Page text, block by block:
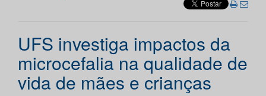
UFS investiga impactos da
microcefalia na qualidade de
vida de mães e crianças